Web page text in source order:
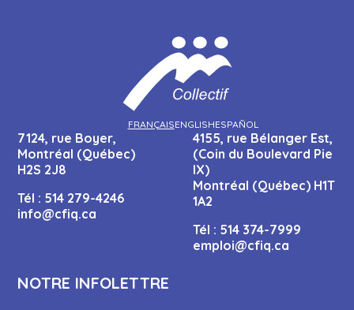
FRANÇAISENGLISHESPAÑOL
7124, rue Boyer,
Montréal (Québec)
H2S 2J8
Tél : 514 279-4246
info@cfiq.ca
4155, rue Bélanger Est,
(Coin du Boulevard Pie
IX)
Montréal (Québec) H1T
1A2
Tél : 514 374-7999
emploi@cfiq.ca
NOTRE INFOLETTRE